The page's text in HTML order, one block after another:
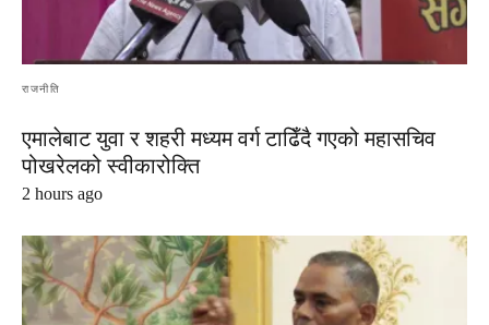
राजनीति
एमालेबाट युवा र शहरी मध्यम वर्ग टाढिँदै गएको महासचिव
पोखरेलको स्वीकारोक्ति
2 hours ago